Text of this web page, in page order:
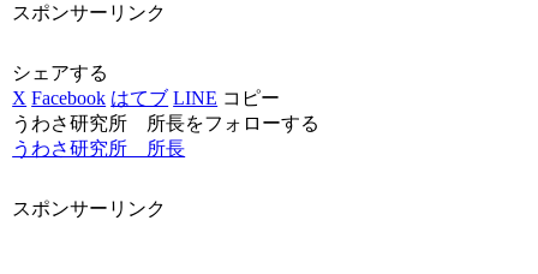
スポンサーリンク
シェアする
X Facebook はてブ LINE コピー
うわさ研究所 所長をフォローする
うわさ研究所 所長
スポンサーリンク